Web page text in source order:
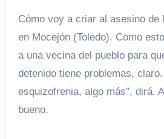
Cómo voy a criar al asesino de
en Mocejón (Toledo). Como
a una vecina del pueblo para
detenido tiene problemas,
esquizofrenia, algo más”, dirá.
bueno.